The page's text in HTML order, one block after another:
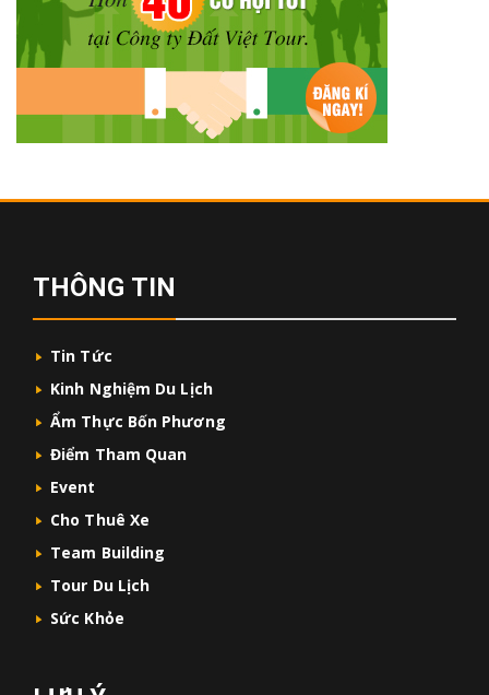
THÔNG TIN
Tin Tức
Kinh Nghiệm Du Lịch
Ẩm Thực Bốn Phương
Điểm Tham Quan
Event
Cho Thuê Xe
Team Building
Tour Du Lịch
Sức Khỏe